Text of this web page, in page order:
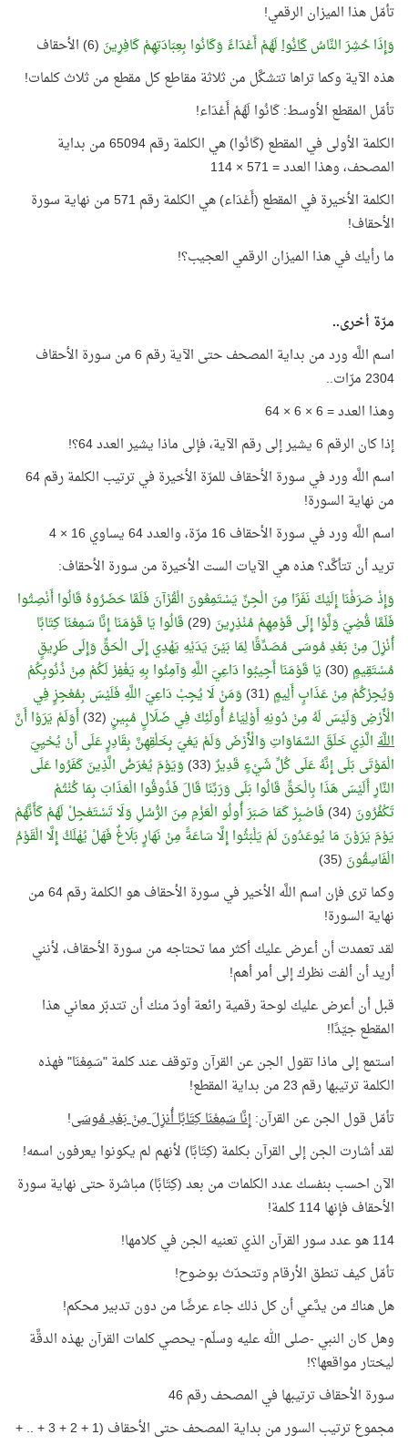
تأمّل هذا الميزان الرقمي!
وَإِذَا حُشِرَ النَّاسُكَانُوالَهُمْ أَعْدَاءً وَكَانُوا بِعِبَادَتِهِمْ كَافِرِينَ (6) الأحقاف
هذه الآية وكما تراها تتشكَّل من ثلاثة مقاطع كل مقطع من ثلاث كلمات!
تأمّل المقطع الأوسط: كَانُوا لَهُمْ أَعْدَاء!
الكلمة الأولى في المقطع (كَانُوا) هي الكلمة رقم 65094 من بداية
المصحف، وهذا العدد = 571 × 114
الكلمة الأخيرة في المقطع (أَعْدَاء) هي الكلمة رقم 571 من نهاية سورة
الأحقاف!
ما رأيك في هذا الميزان الرقمي العجيب؟!
مرّة أخرى..
اسم اللَّه ورد من بداية المصحف حتى الآية رقم 6 من سورة الأحقاف
2304 مرّات..
وهذا العدد = 6 × 6 × 64
إذا كان الرقم 6 يشير إلى رقم الآية، فإلى ماذا يشير العدد 64؟!
اسم اللَّه ورد في سورة الأحقاف للمرّة الأخيرة في ترتيب الكلمة رقم 64
من نهاية السورة!
اسم اللَّه ورد في سورة الأحقاف 16 مرّة، والعدد 64 يساوي 16 × 4
تريد أن تتأكَّد؟ هذه هي الآيات الست الأخيرة من سورة الأحقاف:
وَإِذْ صَرَفْنَا إِلَيْكَ نَفَرًا مِنَ الْجِنِّ يَسْتَمِعُونَ الْقُرْآنَ فَلَمَّا حَضَرُوهُ قَالُوا أَنْصِتُوا
فَلَمَّا قُضِيَ وَلَّوْا إِلَى قَوْمِهِمْ مُنْذِرِينَ (29)
قَالُوا يَا قَوْمَنَا إِنَّا سَمِعْنَا كِتَابًا
أُنْزِلَ مِنْ بَعْدِ مُوسَى مُصَدِّقًا لِمَا بَيْنَ يَدَيْهِ يَهْدِي إِلَى الْحَقِّ وَإِلَى طَرِيقٍ
مُسْتَقِيمٍ (30)
يَا قَوْمَنَا أَجِيبُوا دَاعِيَ اللَّهِ وَآمِنُوا بِهِ يَغْفِرْ لَكُمْ مِنْ ذُنُوبِكُمْ
وَيُجِرْكُمْ مِنْ عَذَابٍ أَلِيمٍ (31)
وَمَنْ لَا يُجِبْ دَاعِيَ اللَّهِ فَلَيْسَ بِمُعْجِزٍ فِي
الْأَرْضِ وَلَيْسَ لَهُ مِنْ دُونِهِ أَوْلِيَاءُ أُولَئِكَ فِي ضَلَالٍ مُبِينٍ (32)
أَوَلَمْ يَرَوْا أَنَّ
اللَّهَ الَّذِي خَلَقَ السَّمَاوَاتِ وَالْأَرْضَ وَلَمْ يَعْيَ بِخَلْقِهِنَّ بِقَادِرٍ عَلَى أَنْ يُحْيِيَ
الْمَوْتَى بَلَى إِنَّهُ عَلَى كُلِّ شَيْءٍ قَدِيرٌ(33)
وَيَوْمَ يُعْرَضُ الَّذِينَ كَفَرُوا عَلَى
النَّارِ أَلَيْسَ هَذَا بِالْحَقِّ قَالُوا بَلَى وَرَبِّنَا قَالَ فَذُوقُوا الْعَذَابَ بِمَا كُنْتُمْ
تَكْفُرُونَ (34)
فَاصْبِرْ كَمَا صَبَرَ أُولُو الْعَزْمِ مِنَ الرُّسُلِ وَلَا تَسْتَعْجِلْ لَهُمْ كَأَنَّهُمْ
يَوْمَ يَرَوْنَ مَا يُوعَدُونَ لَمْ يَلْبَثُوا إِلَّا سَاعَةً مِنْ نَهَارٍ بَلَاغٌ فَهَلْ يُهْلَكُ إِلَّا الْقَوْمُ
الْفَاسِقُونَ (35)
وكما ترى فإن اسم اللَّه الأخير في سورة الأحقاف هو الكلمة رقم 64 من
نهاية السورة!
لقد تعمدت أن أعرض عليك أكثر مما تحتاجه من سورة الأحقاف، لأنني
أريد أن ألفت نظرك إلى أمر أهم!
قبل أن أعرض عليك لوحة رقمية رائعة أودّ منك أن تتدبّر معاني هذا
المقطع جيّدًا!
استمع إلى ماذا تقول الجن عن القرآن وتوقف عند كلمة "سَمِعْنَا" فهذه
الكلمة ترتيبها رقم 23 من بداية المقطع!
تأمّل قول الجن عن القرآن:إِنَّا سَمِعْنَا كِتَابًا أُنزِلَ مِنْ بَعْدِ مُوسَى!
لقد أشارت الجن إلى القرآن بكلمة (كِتَابًا) لأنهم لم يكونوا يعرفون اسمه!
الآن احسب بنفسك عدد الكلمات من بعد (كِتَابًا) مباشرة حتى نهاية سورة
الأحقاف فإنها 114 كلمة!
114 هو عدد سور القرآن الذي تعنيه الجن في كلامها!
تأمّل كيف تنطق الأرقام وتتحدّث بوضوح!
هل هناك من يدَّعي أن كل ذلك جاء عرضًا من دون تدبير محكم!
وهل كان النبي -صلى الله عليه وسلّم- يحصي كلمات القرآن بهذه الدقَّة
ليختار مواقعها؟!
سورة الأحقاف ترتيبها في المصحف رقم 46
مجموع ترتيب السور من بداية المصحف حتى الأحقاف (1 + 2 + 3 + .. +